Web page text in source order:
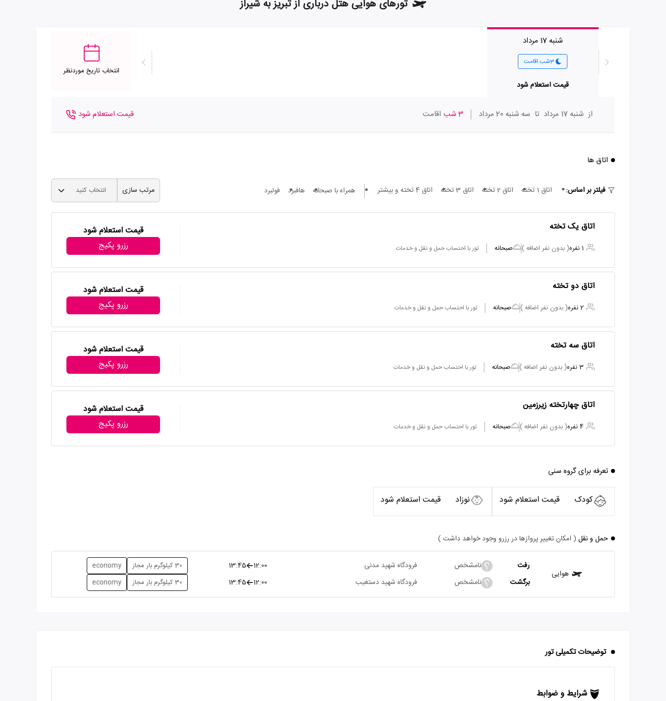
تورهای هوایی هتل درباری از تبریز به شیراز
شنبه 17 مرداد
3شب اقامت
قیمت استعلام شود
انتخاب تاریخ موردنظر
از شنبه 17 مرداد تا سه شنبه 20 مرداد 3 شب اقامت قیمت استعلام شود
اتاق ها
فیلتر بر اساس: اتاق 1 تخته اتاق 2 تخته اتاق 3 تخته اتاق 4 تخته و بیشتر همراه با صبحانه هافبرد فولبرد مرتب سازی انتخاب کنید
اتاق یک تخته
1 نفره ( بدون نفر اضافه ) صبحانه تور با احتساب حمل و نقل و خدمات
قیمت استعلام شود
رزرو پکیج
اتاق دو تخته
2 نفره ( بدون نفر اضافه ) صبحانه تور با احتساب حمل و نقل و خدمات
قیمت استعلام شود
رزرو پکیج
اتاق سه تخته
3 نفره ( بدون نفر اضافه ) صبحانه تور با احتساب حمل و نقل و خدمات
قیمت استعلام شود
رزرو پکیج
اتاق چهارتخته زیرزمین
4 نفره ( بدون نفر اضافه ) صبحانه تور با احتساب حمل و نقل و خدمات
قیمت استعلام شود
رزرو پکیج
تعرفه برای گروه سنی
کودک قیمت استعلام شود نوزاد قیمت استعلام شود
حمل و نقل ( امکان تغییر پروازها در رزرو وجود خواهد داشت )
هوایی
رفت نامشخص فرودگاه شهید مدنی 12:00
13:45 30 کیلوگرم بار مجاز economy
برگشت نامشخص فرودگاه شهید دستغیب 12:00
13:45 30 کیلوگرم بار مجاز economy
توضیحات تکمیلی تور
شرایط و ضوابط